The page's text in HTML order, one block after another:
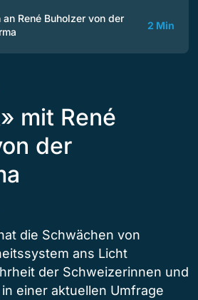
an René Buholzer von der
2 Min
mit René
der
die Schwächen von
ans Licht
der Schweizerinnen und
einer aktuellen Umfrage